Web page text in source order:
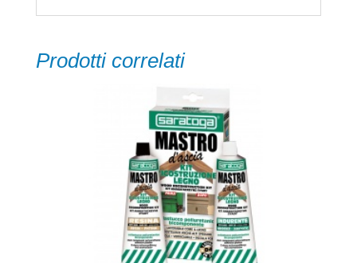
Prodotti correlati